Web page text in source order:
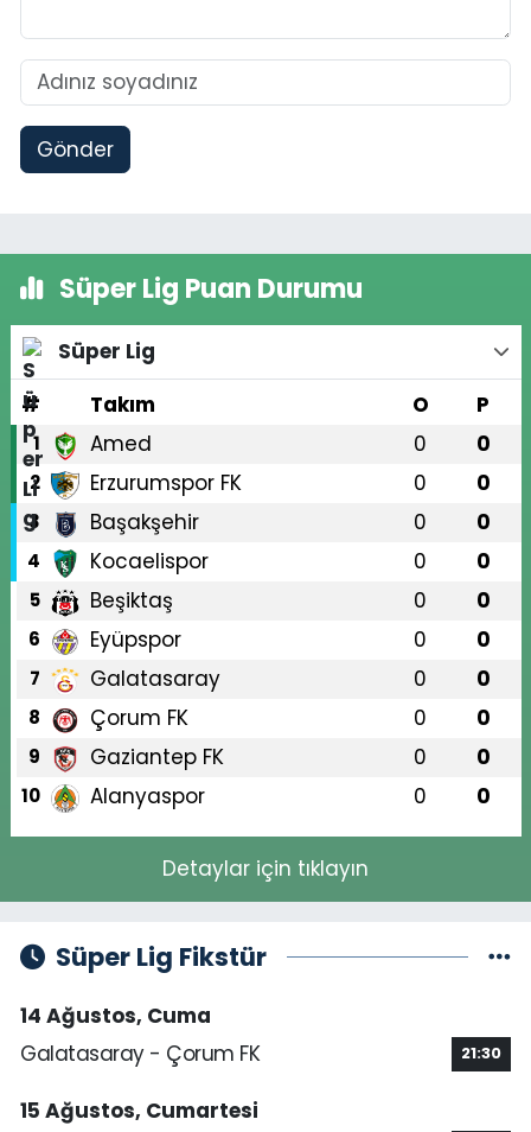
Gönder
Süper Lig Puan Durumu
Süper Lig
#
Takım O P
1 Amed 0 0
2 Erzurumspor FK 0 0
3 Başakşehir 0 0
4 Kocaelispor 0 0
5 Beşiktaş 0 0
6 Eyüpspor 0 0
7 Galatasaray 0 0
8 Çorum FK 0 0
9 Gaziantep FK 0 0
10 Alanyaspor 0 0
Detaylar için tıklayın
Süper Lig Fikstür
14 Ağustos, Cuma
Galatasaray - Çorum FK
21:30
15 Ağustos, Cumartesi